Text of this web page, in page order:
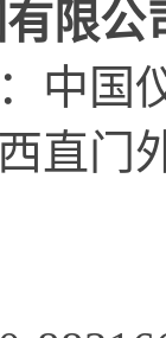
限公
中国
直门